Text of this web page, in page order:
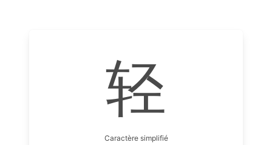
轻
Caractère simplifié